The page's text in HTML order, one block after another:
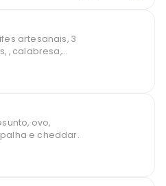
artesanais, 3
, calabresa,
ovo,
e cheddar.